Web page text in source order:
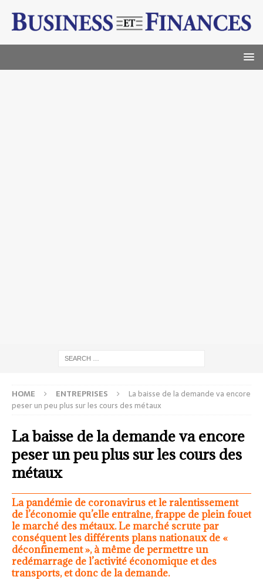
HOME ENTREPRISES
La baisse de la demande va encore
peser un peu plus sur les cours des métaux
La baisse de la demande va encore
peser un peu plus sur les cours des
métaux
La pandémie de coronavirus et le ralentissement
de l’économie qu’elle entraîne, frappe de plein fouet
le marché des métaux. Le marché scrute par
conséquent les différents plans nationaux de «
déconfinement », à même de permettre un
redémarrage de l’activité économique et des
transports, et donc de la demande.